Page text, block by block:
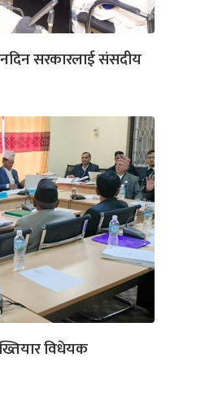
सरकारलाई संसदीय
विधेयक